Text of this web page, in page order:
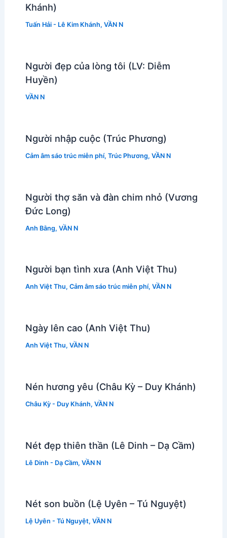
Khánh)
Tuấn Hải - Lê Kim Khánh, VẦN N
Người đẹp của lòng tôi (LV: Diễm
Huyền)
VẦN N
Người nhập cuộc (Trúc Phương)
Cảm âm sáo trúc miễn phí, Trúc Phương, VẦN N
Người thợ săn và đàn chim nhỏ (Vương
Đức Long)
Anh Bằng, VẦN N
Người bạn tình xưa (Anh Việt Thu)
Anh Việt Thu, Cảm âm sáo trúc miễn phí, VẦN N
Ngày lên cao (Anh Việt Thu)
Anh Việt Thu, VẦN N
Nén hương yêu (Châu Kỳ – Duy Khánh)
Châu Kỳ - Duy Khánh, VẦN N
Nét đẹp thiên thần (Lê Dinh – Dạ Cầm)
Lê Dinh - Dạ Cầm, VẦN N
Nét son buồn (Lệ Uyên – Tú Nguyệt)
Lệ Uyên - Tú Nguyệt, VẦN N